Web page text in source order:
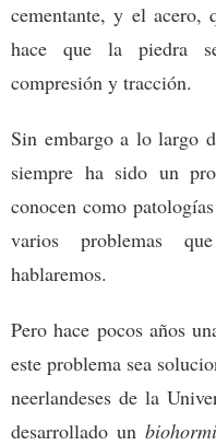
cementante, y el acero,
hace que la piedra
compresión y tracción.
Sin embargo a lo largo
siempre ha sido un
conocen como
varios problemas
hablaremos.
Pero hace pocos años
este problema sea
neerlandeses de la
desarrollado un